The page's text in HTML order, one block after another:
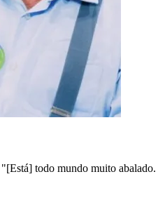
todo mundo muito